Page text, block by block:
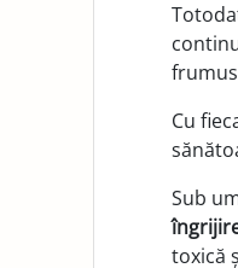
Cu
Sub
toxică